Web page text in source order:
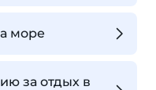
море
за отдых в